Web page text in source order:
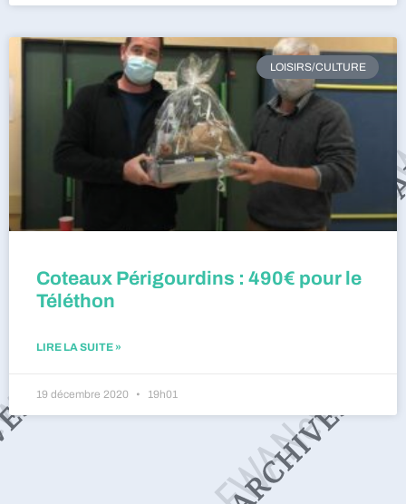
LOISIRS/CULTURE
Coteaux Périgourdins : 490€ pour le
Téléthon
LIRE LA SUITE »
19 décembre 2020 19h01